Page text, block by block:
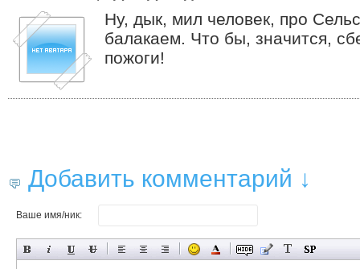
Ну, дык, мил человек, про
балакаем. Что бы, значится,
пожоги!
Добавить комментарий ↓
Ваше имя/ник: